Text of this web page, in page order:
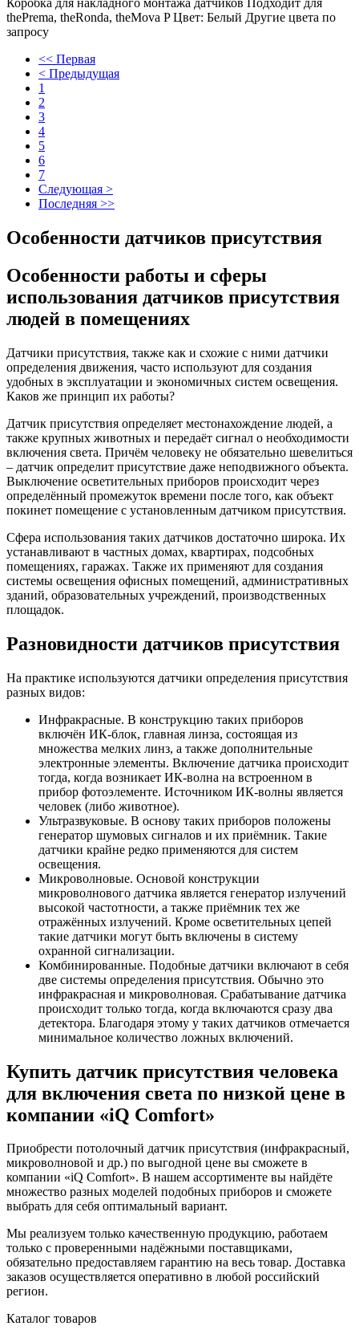
Коробка для накладного монтажа датчиков Подходит для
thePrema, theRonda, theMova P Цвет: Белый Другие цвета по
запросу
<< Первая
< Предыдущая
1
2
3
4
5
6
7
Следующая >
Последняя >>
Особенности датчиков присутствия
Особенности работы и сферы
использования датчиков присутствия
людей в помещениях
Датчики присутствия, также как и схожие с ними датчики
определения движения, часто используют для создания
удобных в эксплуатации и экономичных систем освещения.
Каков же принцип их работы?
Датчик присутствия определяет местонахождение людей, а
также крупных животных и передаёт сигнал о необходимости
включения света. Причём человеку не обязательно шевелиться
– датчик определит присутствие даже неподвижного объекта.
Выключение осветительных приборов происходит через
определённый промежуток времени после того, как объект
покинет помещение с установленным датчиком присутствия.
Сфера использования таких датчиков достаточно широка. Их
устанавливают в частных домах, квартирах, подсобных
помещениях, гаражах. Также их применяют для создания
системы освещения офисных помещений, административных
зданий, образовательных учреждений, производственных
площадок.
Разновидности датчиков присутствия
На практике используются датчики определения присутствия
разных видов:
Инфракрасные. В конструкцию таких приборов
включён ИК-блок, главная линза, состоящая из
множества мелких линз, а также дополнительные
электронные элементы. Включение датчика происходит
тогда, когда возникает ИК-волна на встроенном в
прибор фотоэлементе. Источником ИК-волны является
человек (либо животное).
Ультразвуковые. В основу таких приборов положены
генератор шумовых сигналов и их приёмник. Такие
датчики крайне редко применяются для систем
освещения.
Микроволновые. Основой конструкции
микроволнового датчика является генератор излучений
высокой частотности, а также приёмник тех же
отражённых излучений. Кроме осветительных цепей
такие датчики могут быть включены в систему
охранной сигнализации.
Комбинированные. Подобные датчики включают в себя
две системы определения присутствия. Обычно это
инфракрасная и микроволновая. Срабатывание датчика
происходит только тогда, когда включаются сразу два
детектора. Благодаря этому у таких датчиков отмечается
минимальное количество ложных включений.
Купить датчик присутствия человека
для включения света по низкой цене в
компании «iQ Comfort»
Приобрести потолочный датчик присутствия (инфракрасный,
микроволновой и др.) по выгодной цене вы сможете в
компании «iQ Comfort». В нашем ассортименте вы найдёте
множество разных моделей подобных приборов и сможете
выбрать для себя оптимальный вариант.
Мы реализуем только качественную продукцию, работаем
только с проверенными надёжными поставщиками,
обязательно предоставляем гарантию на весь товар. Доставка
заказов осуществляется оперативно в любой российский
регион.
Каталог товаров